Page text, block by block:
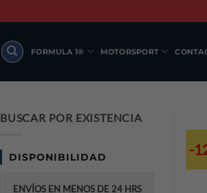
FORMULA 1® MOTORSPORT
-
BUSCAR POR EXISTENCIA
DISPONIBILIDAD
ENVÍOS EN MENOS DE 24 HRS